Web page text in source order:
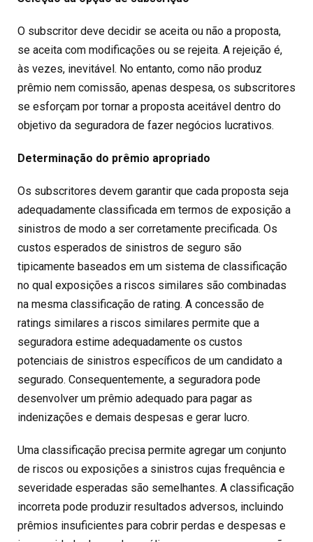
O subscritor deve decidir se aceita ou não a proposta,
se aceita com modificações ou se rejeita. A rejeição é,
às vezes, inevitável. No entanto, como não produz
prêmio nem comissão, apenas despesa, os subscritores
se esforçam por tornar a proposta aceitável dentro do
objetivo da seguradora de fazer negócios lucrativos.
Determinação do prêmio apropriado
Os subscritores devem garantir que cada proposta seja
adequadamente classificada em termos de exposição a
sinistros de modo a ser corretamente precificada. Os
custos esperados de sinistros de seguro são
tipicamente baseados em um sistema de classificação
no qual exposições a riscos similares são combinadas
na mesma classificação de rating. A concessão de
ratings similares a riscos similares permite que a
seguradora estime adequadamente os custos
potenciais de sinistros específicos de um candidato a
segurado. Consequentemente, a seguradora pode
desenvolver um prêmio adequado para pagar as
indenizações e demais despesas e gerar lucro.
Uma classificação precisa permite agregar um conjunto
de riscos ou exposições a sinistros cujas frequência e
severidade esperadas são semelhantes. A classificação
incorreta pode produzir resultados adversos, incluindo
prêmios insuficientes para cobrir perdas e despesas e